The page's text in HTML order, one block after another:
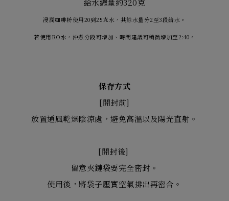
給水總量約320克
浸潤咖啡粉使用20到25克水，其餘水量分2至3段給水。
若使用RO水，沖煮分段可增加、時間建議可稍微增加至2:40。
保存方式
[開封前]
放置通風乾燥陰涼處，避免高溫以及陽光直射。
[開封後]
留意夾鏈袋要完全密封。
使用後，將袋子壓實空氣排出再密合。